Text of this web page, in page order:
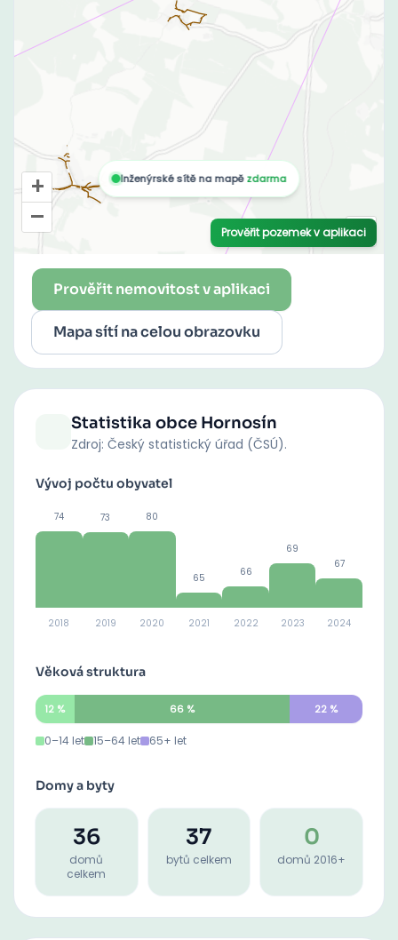
Prověřit nemovitost v aplikaci
Mapa sítí na celou obrazovku
Statistika obce Hornosín
Zdroj: Český statistický úřad (ČSÚ).
Vývoj počtu obyvatel
74
2018
73
2019
80
2020
65
2021
66
2022
69
2023
67
2024
Věková struktura
12 % 66% 22%
0–14 let 15–64 let 65+ let
Domy a byty
36
domů
celkem
37
bytů celkem
0
domů 2016+